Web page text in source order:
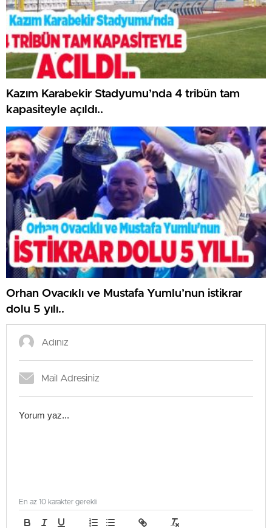
Kazım Karabekir Stadyumu’nda 4 tribün tam
kapasiteyle açıldı..
Orhan Ovacıklı ve Mustafa Yumlu’nun istikrar
dolu 5 yılı..
En az 10 karakter gerekli